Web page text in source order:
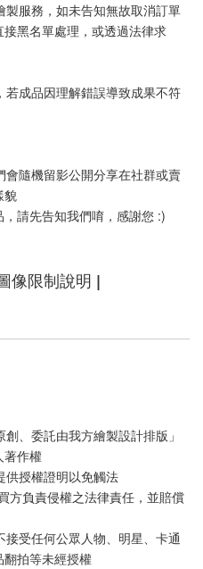
服務，如未告知無故取消訂單
黑名單處理，或透過法律求
成品因理解錯誤導致成果不符
隨機留影公開分享在社群或賣
貌
請先告知我們唷，感謝您 :)
像限制說明 |
、委託由我方繪製設計排版」
著作權
供授權證明以免觸法
方負責侵權之法律責任，並賠償
受任何公眾人物、明星、卡通
拍等未經授權